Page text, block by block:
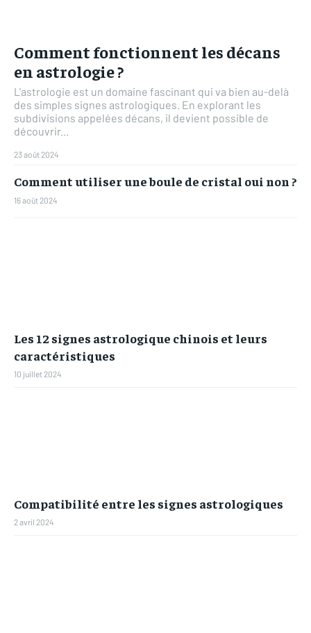
Comment fonctionnent les décans
en astrologie ?
L'astrologie est un domaine fascinant qui va bien au-delà
des simples signes astrologiques. En explorant les
subdivisions appelées décans, il devient possible de
découvrir...
23 août 2024
Comment utiliser une boule de cristal oui non ?
16 août 2024
Les 12 signes astrologique chinois et leurs
caractéristiques
10 juillet 2024
Compatibilité entre les signes astrologiques
2 avril 2024